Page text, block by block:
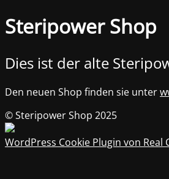
Steripower Shop
Dies ist der alte
Den neuen Shop finden sie unter
© Steripower Shop 2025
WordPress Cookie Plugin von Real